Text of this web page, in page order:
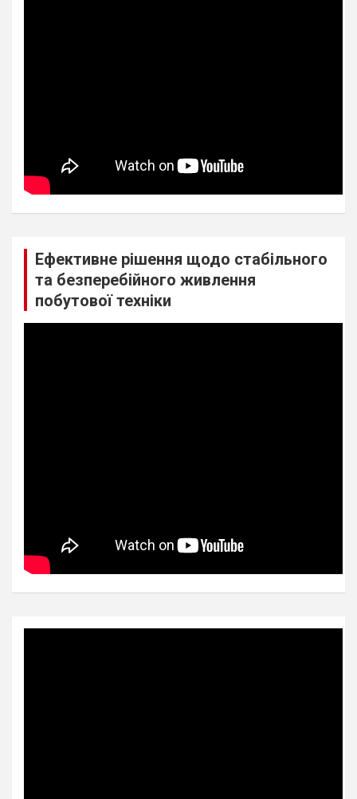
Ефективне рішення щодо стабільного
та безперебійного живлення
побутової техніки